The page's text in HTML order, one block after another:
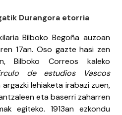
Durangora etorria
Bilboko Begoña auzoan
17an. Oso gazte hasi zen
Bilboko Correos kaleko
de estudios Vascos
lehiaketa irabazi zuen,
eta baserri zaharren
egiteko. 1913an ezkondu